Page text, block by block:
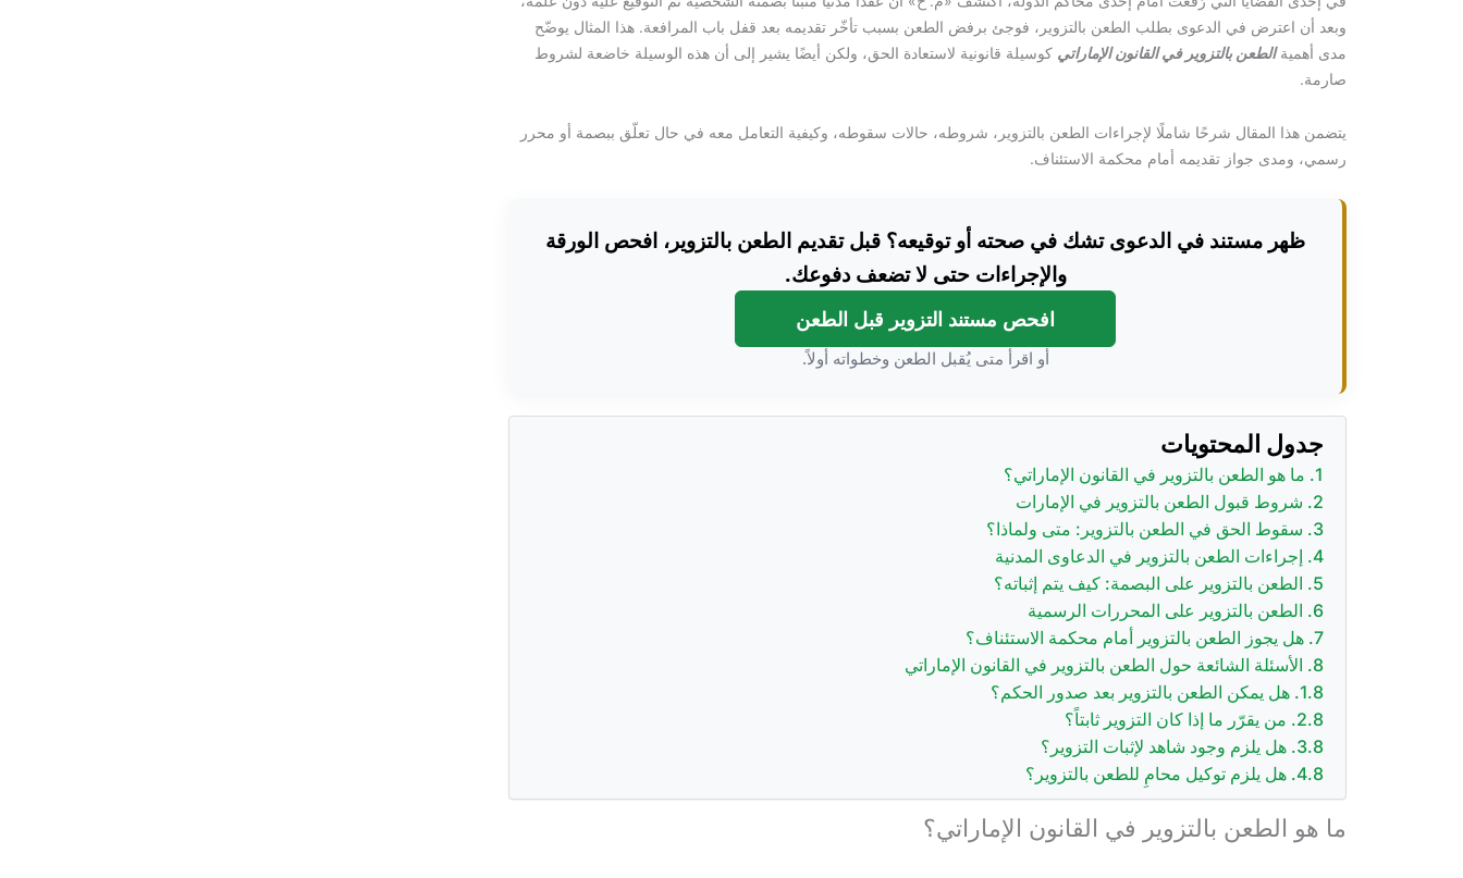
وبعد أن اعترض في الدعوى بطلب الطعن بالتزوير، فوجئ برفض الطعن بسبب تأخّر تقديمه بعد قفل باب المرافعة. هذا المثال يوضّح
مدى أهميةالطعن بالتزوير في القانون الإماراتي كوسيلة قانونية لاستعادة الحق، ولكن أيضًا يشير إلى أن هذه الوسيلة خاضعة لشروط
صارمة.
يتضمن هذا المقال شرحًا شاملًا لإجراءات الطعن بالتزوير، شروطه، حالات سقوطه، وكيفية التعامل معه في حال تعلّق ببصمة أو محرر
رسمي، ومدى جواز تقديمه أمام محكمة الاستئناف.
ظهر مستند في الدعوى تشك في صحته أو توقيعه؟ قبل تقديم الطعن بالتزوير، افحص الورقة
والإجراءات حتى لا تضعف دفوعك.
افحص مستند التزوير قبل الطعن
أو اقرأ متى يُقبل الطعن وخطواته أولاً.
جدول المحتويات
ما هو الطعن بالتزوير في القانون الإماراتي؟
شروط قبول الطعن بالتزوير في الإمارات
سقوط الحق في الطعن بالتزوير: متى ولماذا؟
إجراءات الطعن بالتزوير في الدعاوى المدنية
الطعن بالتزوير على البصمة: كيف يتم إثباته؟
الطعن بالتزوير على المحررات الرسمية
هل يجوز الطعن بالتزوير أمام محكمة الاستئناف؟
الأسئلة الشائعة حول الطعن بالتزوير في القانون الإماراتي
هل يمكن الطعن بالتزوير بعد صدور الحكم؟
من يقرّر ما إذا كان التزوير ثابتاً؟
هل يلزم وجود شاهد لإثبات التزوير؟
هل يلزم توكيل محامٍ للطعن بالتزوير؟
ما هو الطعن بالتزوير في القانون الإماراتي؟